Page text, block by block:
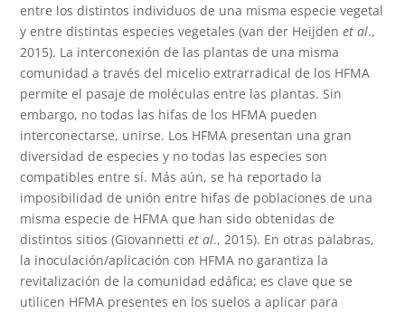
entre los distintos individuos de una misma especie vegetal
y entre distintas especies vegetales (van der Heijdenet al.,
2015). La interconexión de las plantas de una misma
comunidad a través del micelio extrarradical de los HFMA
permite el pasaje de moléculas entre las plantas. Sin
embargo, no todas las hifas de los HFMA pueden
interconectarse, unirse. Los HFMA presentan una gran
diversidad de especies y no todas las especies son
compatibles entre sí. Más aún, se ha reportado la
imposibilidad de unión entre hifas de poblaciones de una
misma especie de HFMA que han sido obtenidas de
distintos sitios (Giovannettiet al., 2015). En otras palabras,
la inoculación/aplicación con HFMA no garantiza la
revitalización de la comunidad edáfica; es clave que se
utilicen HFMA presentes en los suelos a aplicar para